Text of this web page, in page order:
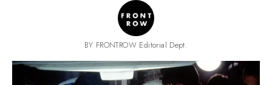
BY FRONTROW Editorial Dept.